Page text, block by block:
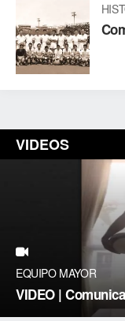
VIDEOS
EQUIPO MAYOR
VIDEO |